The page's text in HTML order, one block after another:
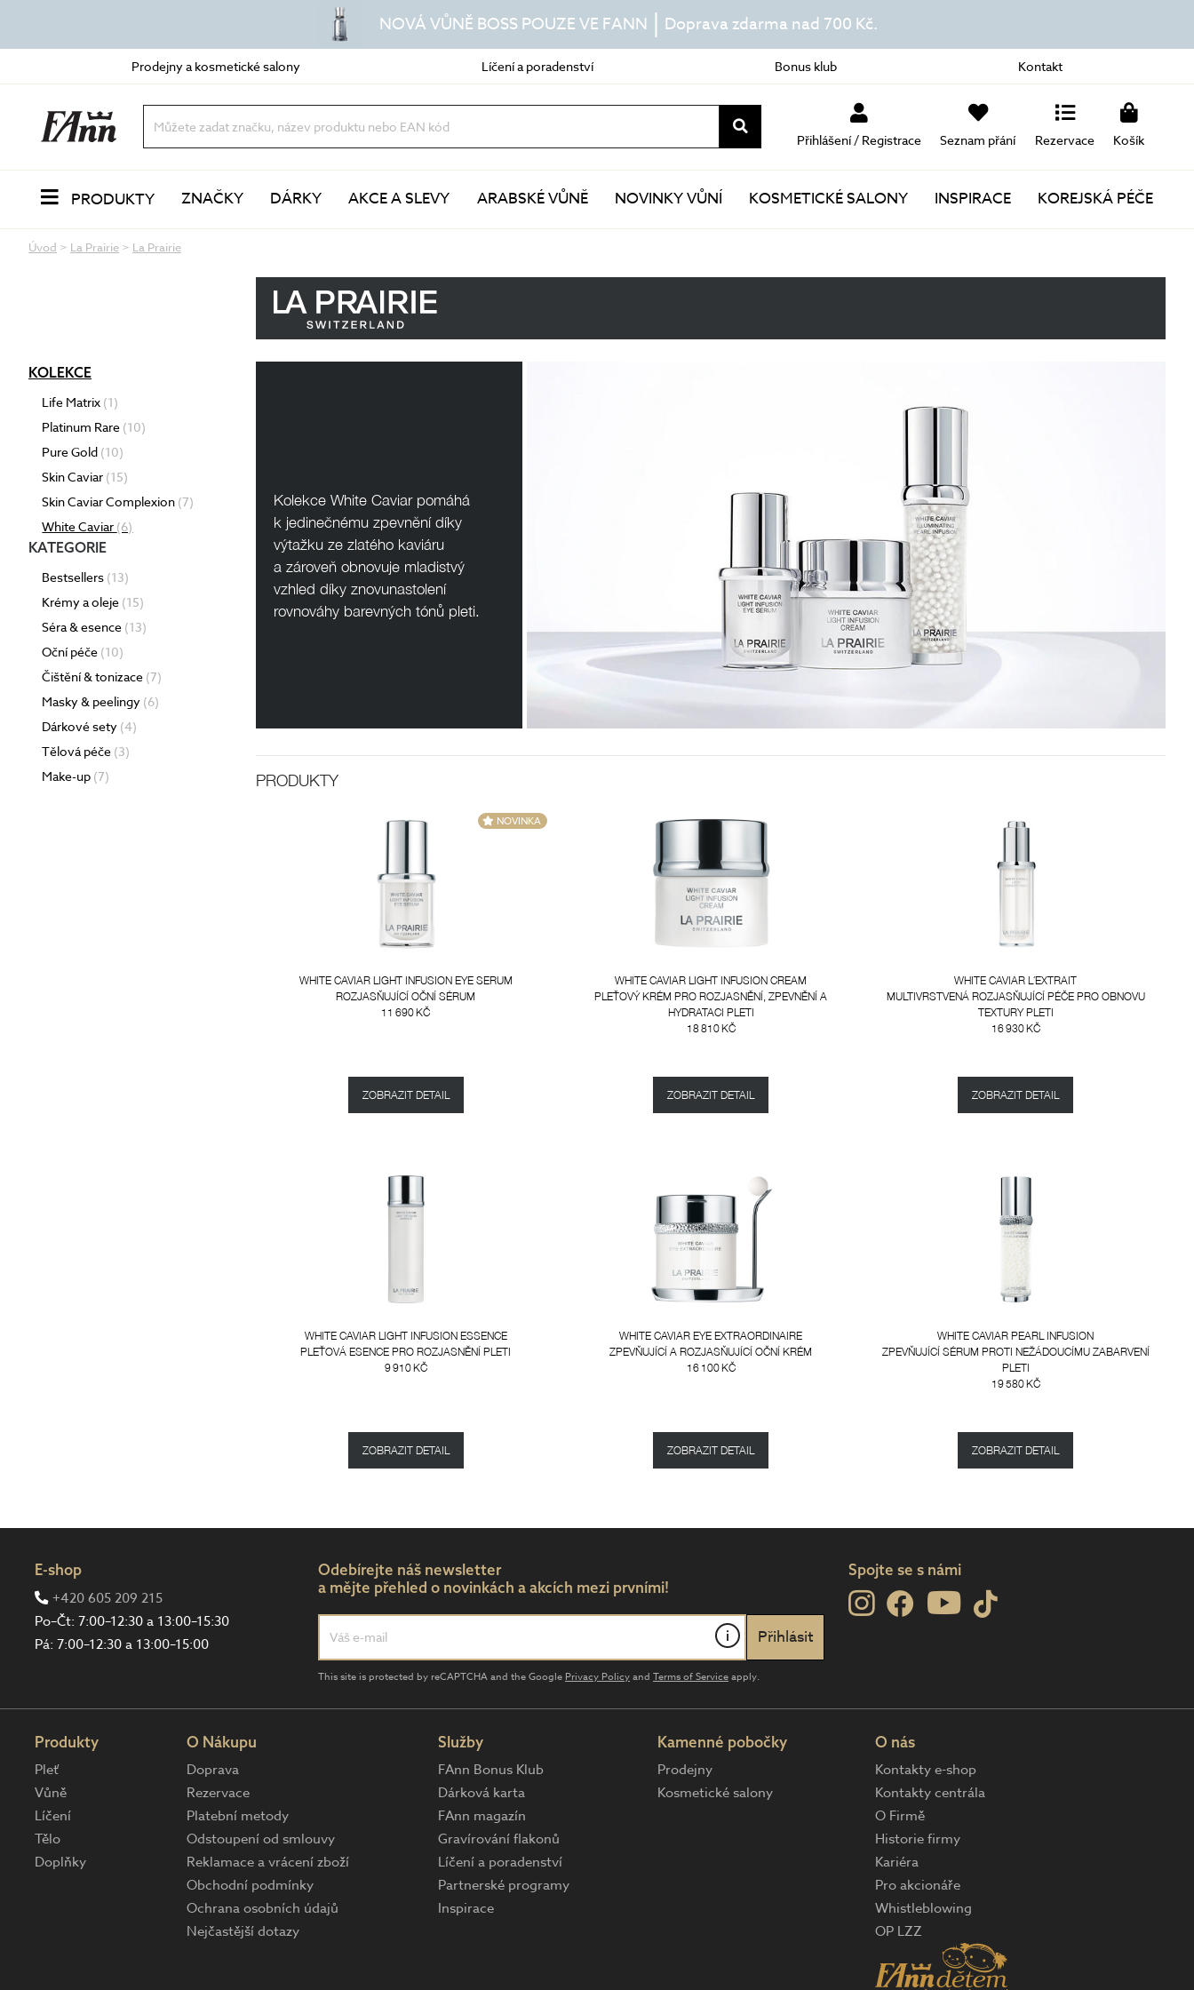
NOVÁ VŮNĚ BOSS POUZE VE FANN | Doprava zdarma nad 700 Kč.
Prodejny a kosmetické salony Líčení a poradenství Bonus klub Kontakt
Přihlášení / Registrace Seznam přání Rezervace Košík
PRODUKTY
dvoufázové odličovače
vody a mléka
oleje a balzámy
pěny a gely
24 hodinové
BB/CC krémy
esence
séra
pleťové oleje
péče o oční okolí
holení a péče o vousy
masky
doplňky stravy
LÍČENÍ
TĚLO
DOPLŇKY
ZNAČKY DÁRKY AKCE A SLEVY ARABSKÉ VŮNĚ NOVINKY VŮNÍ KOSMETICKÉ SALONY INSPIRACE KOREJSKÁ PÉČE
Úvod > La Prairie > La Prairie
KOLEKCE
Life Matrix (1)
Platinum Rare (10)
Pure Gold (10)
Skin Caviar (15)
Skin Caviar Complexion (7)
White Caviar (6)
KATEGORIE
Bestsellers (13)
Krémy a oleje (15)
Séra & esence (13)
Oční péče (10)
Čištění & tonizace (7)
Masky & peelingy (6)
Dárkové sety (4)
Tělová péče (3)
Make-up (7)
Kolekce White Caviar pomáhá
k jedinečnému zpevnění díky
výtažku ze zlatého kaviáru
a zároveň obnovuje mladistvý
vzhled díky znovunastolení
rovnováhy barevných tónů pleti.
PRODUKTY
WHITE CAVIAR LIGHT INFUSION EYE SERUM
ROZJASŇUJÍCÍ OČNÍ SÉRUM
11 690 KČ
ZOBRAZIT DETAIL
WHITE CAVIAR LIGHT INFUSION CREAM
PLEŤOVÝ KRÉM PRO ROZJASNĚNÍ, ZPEVNĚNÍ A
HYDRATACI PLETI
18 810 KČ
ZOBRAZIT DETAIL
WHITE CAVIAR L´EXTRAIT
MULTIVRSTVENÁ ROZJASŇUJÍCÍ PÉČE PRO OBNOVU
TEXTURY PLETI
16 930 KČ
ZOBRAZIT DETAIL
WHITE CAVIAR LIGHT INFUSION ESSENCE
PLEŤOVÁ ESENCE PRO ROZJASNĚNÍ PLETI
9 910 KČ
ZOBRAZIT DETAIL
WHITE CAVIAR EYE EXTRAORDINAIRE
ZPEVŇUJÍCÍ A ROZJASŇUJÍCÍ OČNÍ KRÉM
16 100 KČ
ZOBRAZIT DETAIL
WHITE CAVIAR PEARL INFUSION
ZPEVŇUJÍCÍ SÉRUM PROTI NEŽÁDOUCÍMU ZABARVENÍ
PLETI
19 580 KČ
ZOBRAZIT DETAIL
E-shop
+420 605 209 215
Po–Čt: 7:00–12:30 a 13:00–15:30
Pá: 7:00–12:30 a 13:00–15:00
Odebírejte náš newsletter
a mějte přehled o novinkách a akcích mezi prvními!
i
This site is protected by reCAPTCHA and the Google Privacy Policyand Terms of Serviceapply.
Spojte se s námi
Produkty
Pleť
Vůně
Líčení
Tělo
Doplňky
O Nákupu
Doprava
Rezervace
Platební metody
Odstoupení od smlouvy
Reklamace a vrácení zboží
Obchodní podmínky
Ochrana osobních údajů
Nejčastější dotazy
Služby
FAnn Bonus Klub
Dárková karta
FAnn magazín
Gravírování flakonů
Líčení a poradenství
Partnerské programy
Inspirace
Kamenné pobočky
Prodejny
Kosmetické salony
O nás
Kontakty e-shop
Kontakty centrála
O Firmě
Historie firmy
Kariéra
Pro akcionáře
Whistleblowing
OP LZZ